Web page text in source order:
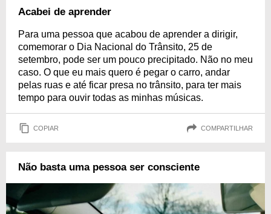
Acabei de aprender
Para uma pessoa que acabou de aprender a dirigir,
comemorar o Dia Nacional do Trânsito, 25 de
setembro, pode ser um pouco precipitado. Não no meu
caso. O que eu mais quero é pegar o carro, andar
pelas ruas e até ficar presa no trânsito, para ter mais
tempo para ouvir todas as minhas músicas.
COPIAR COMPARTILHAR
Não basta uma pessoa ser consciente